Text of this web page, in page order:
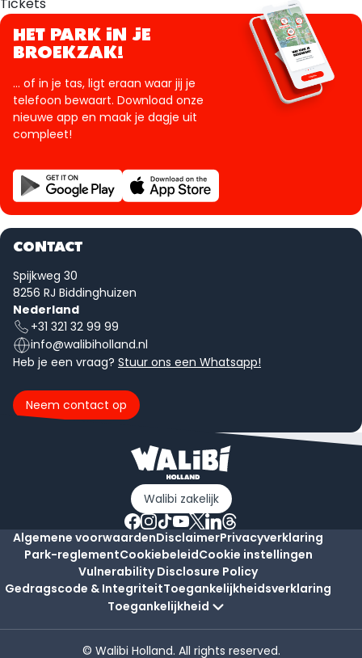
HET PARK IN JE
BROEKZAK!
... of in je tas, ligt eraan waar jij je
telefoon bewaart. Download onze
nieuwe app en maak je dagje uit
compleet!
CONTACT
Spijkweg 30
8256 RJ Biddinghuizen
Nederland
+31 321 32 99 99
info@walibiholland.nl
Heb je een vraag? Stuur ons een Whatsapp!
Neem contact op
Walibi zakelijk
Algemene voorwaardenDisclaimerPrivacyverklaring
Park-reglementCookiebeleidCookie instellingen
Vulnerability Disclosure Policy
Gedragscode & IntegriteitToegankelijkheidsverklaring
Toegankelijkheid
© Walibi Holland. All rights reserved.